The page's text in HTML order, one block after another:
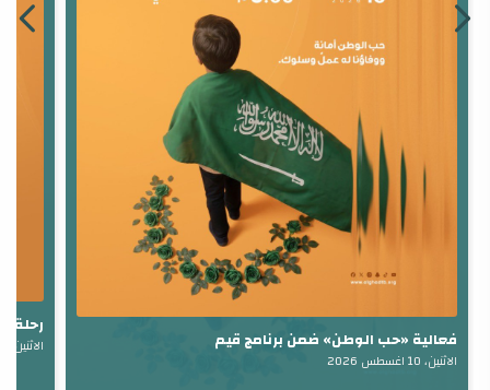
فعالية «حب الوطن» ضمن برنامج قيم
الاثنين، 10 اغسطس 2026
رحلة
الاثنين، 10 اغسطس 2026